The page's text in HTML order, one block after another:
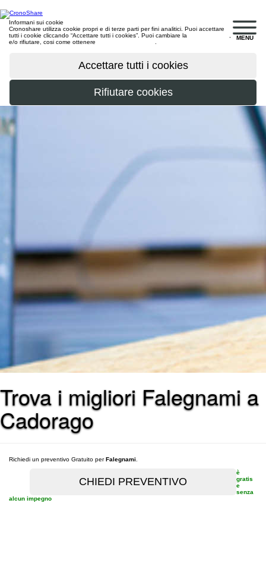
MENU
Informani sui cookie
Cronoshare utilizza cookie propri e di terze parti per fini analitici. Puoi accettare
tutti i cookie cliccando “Accettare tutti i cookies”. Puoi cambiare la
e/o rifiutare, cosi come ottenere
Trova i migliori Falegnami a
Cadorago
Richiedi un preventivo Gratuito perFalegnami
è
gratis
e
senza
alcun impegno